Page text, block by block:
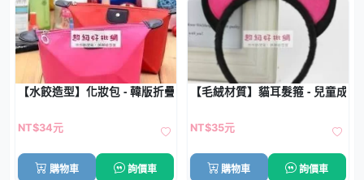
【水餃造型】化妝包 - 韓版折疊收納包
NT$34元
購物車 詢價車
【毛絨材質】貓耳髮箍 - 兒童成
NT$35元
購物車 詢價車